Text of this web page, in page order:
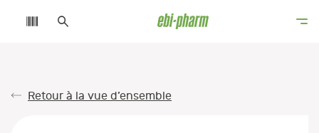
Retour à la vue d’ensemble